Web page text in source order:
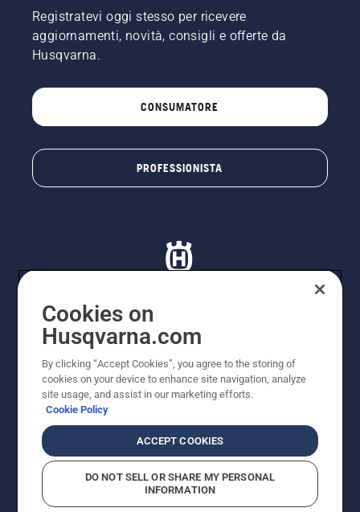
Registratevi oggi stesso per ricevere
aggiornamenti, novità, consigli e offerte da
Husqvarna.
CONSUMATORE
PROFESSIONISTA
© Husqvarna AB (publ). Tutti i diritti riservati. I prezzi
Husqvarna Schweiz AG per i rivenditori specializzati
aderenti all’iniziativa, prezzi in CHF comprensivi di IVA
all’ 8,1% e TRA. Con riserva di modifica. Tutti i prezzi
indicati sono prezzi al dettaglio consigliati (IVA inclusa),
a meno che il prodotto non sia disponibile per l'acquisto
Informativa sulla privacyRiferimentiCGVF Negozio online
Segnalazione di presunte violazioni
Cookies on
Husqvarna.com
By clicking “Accept Cookies”, you agree to the storing of
cookies on your device to enhance site navigation, analyze
site usage, and assist in our marketing efforts.
Cookie Policy
ACCEPT COOKIES
DO NOT SELL OR SHARE MY PERSONAL
INFORMATION